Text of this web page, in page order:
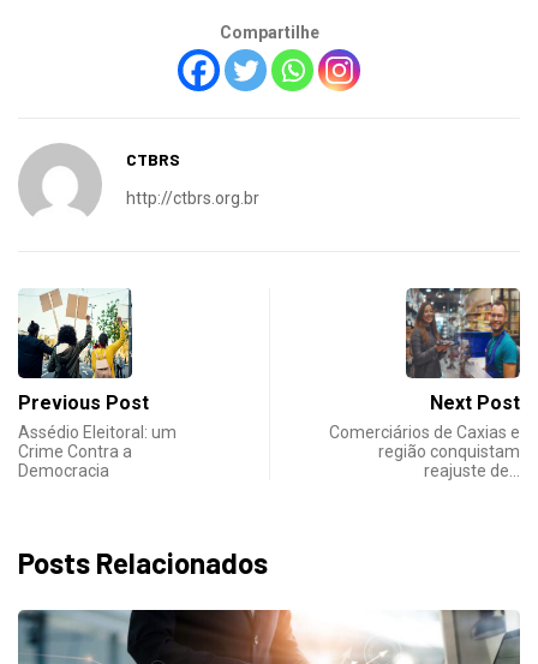
Compartilhe
CTBRS
http://ctbrs.org.br
Previous Post
Assédio Eleitoral: um
Crime Contra a
Democracia
Next Post
Comerciários de Caxias e
região conquistam
reajuste de…
Posts Relacionados
DESTAQUES NOTICIAS